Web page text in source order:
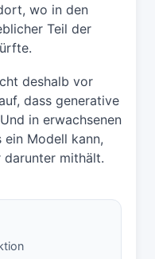
wo in den
Teil der
deshalb vor
dass generative
in erwachsenen
Modell kann,
mithält.